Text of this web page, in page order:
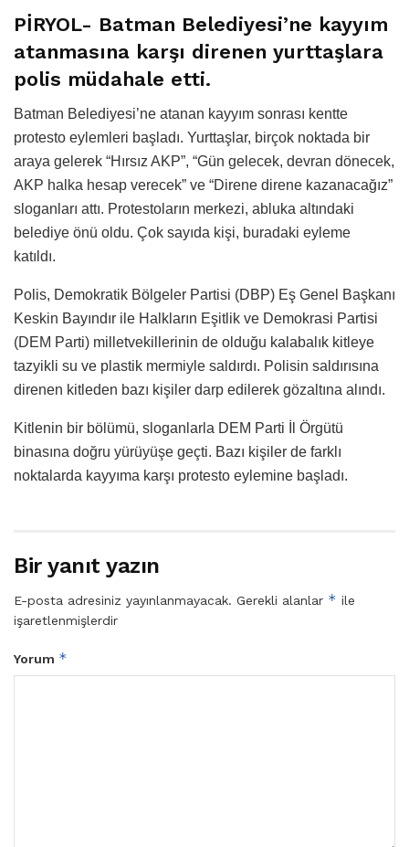
PİRYOL- Batman Belediyesi’ne kayyım
atanmasına karşı direnen yurttaşlara
polis müdahale etti.
Batman Belediyesi’ne atanan kayyım sonrası kentte
protesto eylemleri başladı. Yurttaşlar, birçok noktada bir
araya gelerek “Hırsız AKP”, “Gün gelecek, devran dönecek,
AKP halka hesap verecek” ve “Direne direne kazanacağız”
sloganları attı. Protestoların merkezi, abluka altındaki
belediye önü oldu. Çok sayıda kişi, buradaki eyleme
katıldı.
Polis, Demokratik Bölgeler Partisi (DBP) Eş Genel Başkanı
Keskin Bayındır ile Halkların Eşitlik ve Demokrasi Partisi
(DEM Parti) milletvekillerinin de olduğu kalabalık kitleye
tazyikli su ve plastik mermiyle saldırdı. Polisin saldırısına
direnen kitleden bazı kişiler darp edilerek gözaltına alındı.
Kitlenin bir bölümü, sloganlarla DEM Parti İl Örgütü
binasına doğru yürüyüşe geçti. Bazı kişiler de farklı
noktalarda kayyıma karşı protesto eylemine başladı.
Bir yanıt yazın
E-posta adresiniz yayınlanmayacak. Gerekli alanlar * ile
işaretlenmişlerdir
Yorum *